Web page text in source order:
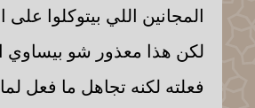
المجانين اللي بيتوكلوا على
لكن هذا معذور شو بيساوي
فعلته لكنه تجاهل ما فعل